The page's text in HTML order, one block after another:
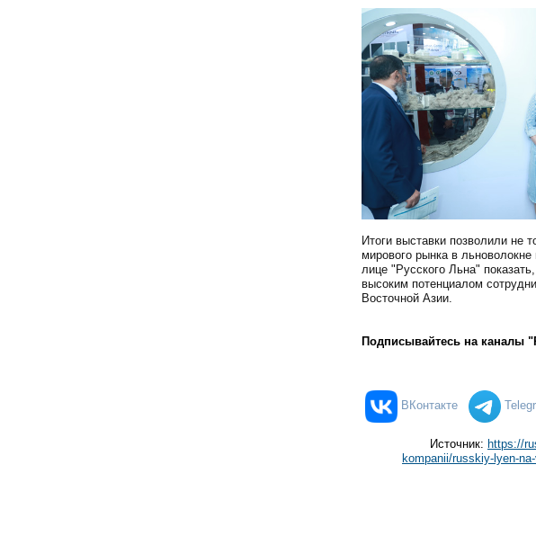
Итоги выставки позволили не
мирового рынка в
лице "Русского Льна"
высоким потенциалом
Восточной Азии.
Подписывайтесь на каналы
ВКонтакте
Источник: https://
kompanii/russkiy-lyen-